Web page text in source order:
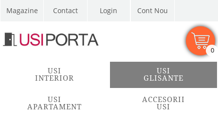
Magazine Contact Cont Nou
0
USI
INTERIOR
USI
GLISANTE
USI
APARTAMENT
ACCESORII
USI